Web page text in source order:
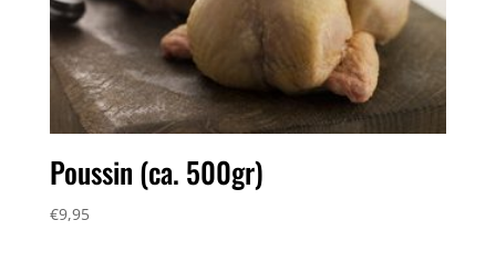
Poussin (ca. 500gr)
€9,95